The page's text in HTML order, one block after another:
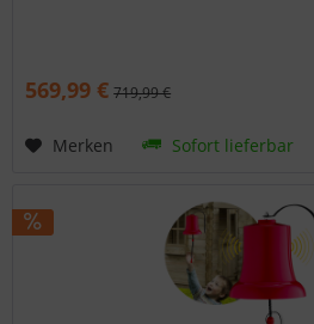
569,99 € 719,99 €
Merken Sofort lieferbar